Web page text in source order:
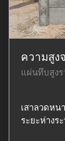
ความสูง
แผ่นทึบสูงร
เสาลวดหน
ระยะห่างร